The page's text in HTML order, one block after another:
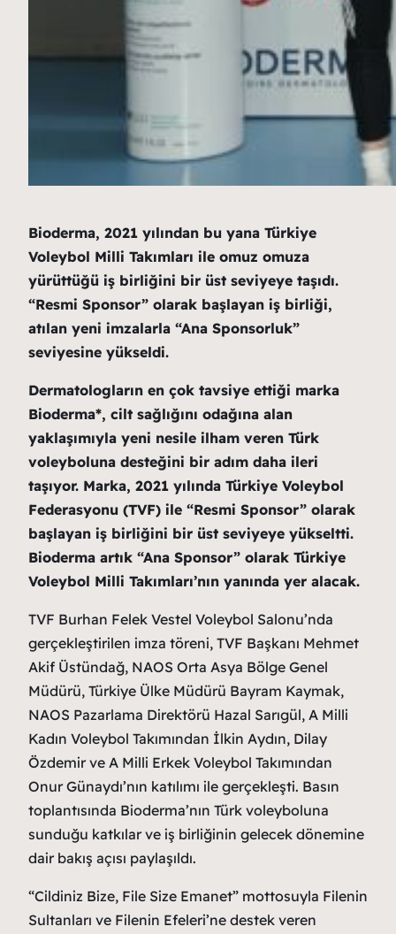
Bioderma, 2021 yılından bu yana Türkiye
Voleybol Milli Takımları ile omuz omuza
yürüttüğü iş birliğini bir üst seviyeye taşıdı.
“Resmi Sponsor” olarak başlayan iş birliği,
atılan yeni imzalarla “Ana Sponsorluk”
seviyesine yükseldi.
Dermatologların en çok tavsiye ettiği marka
Bioderma*, cilt sağlığını odağına alan
yaklaşımıyla yeni nesile ilham veren Türk
voleyboluna desteğini bir adım daha ileri
taşıyor. Marka, 2021 yılında Türkiye Voleybol
Federasyonu (TVF) ile “Resmi Sponsor” olarak
başlayan iş birliğini bir üst seviyeye yükseltti.
Bioderma artık “Ana Sponsor” olarak Türkiye
Voleybol Milli Takımları’nın yanında yer alacak.
TVF Burhan Felek Vestel Voleybol Salonu’nda
gerçekleştirilen imza töreni, TVF Başkanı Mehmet
Akif Üstündağ, NAOS Orta Asya Bölge Genel
Müdürü, Türkiye Ülke Müdürü Bayram Kaymak,
NAOS Pazarlama Direktörü Hazal Sarıgül, A Milli
Kadın Voleybol Takımından İlkin Aydın, Dilay
Özdemir ve A Milli Erkek Voleybol Takımından
Onur Günaydı’nın katılımı ile gerçekleşti. Basın
toplantısında Bioderma’nın Türk voleyboluna
sunduğu katkılar ve iş birliğinin gelecek dönemine
dair bakış açısı paylaşıldı.
“Cildiniz Bize, File Size Emanet” mottosuyla Filenin
Sultanları ve Filenin Efeleri’ne destek veren